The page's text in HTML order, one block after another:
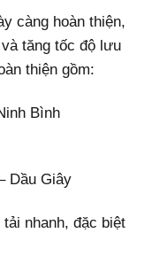
càng hoàn thiện,
tăng tốc độ lưu
thiện gồm:
Bình
Dầu Giây
nhanh, đặc biệt